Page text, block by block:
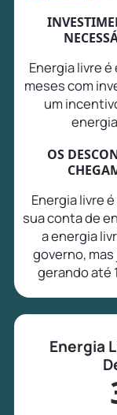
Energia livre
meses com
um
OS
Energia livre
sua conta de
a energia
governo,
gerando até
Energia